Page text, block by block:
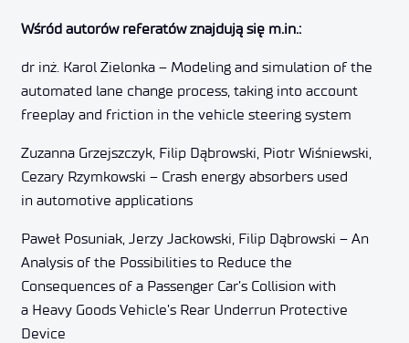
Wśród autorów referatów znajdują się m.in.:
dr inż. Karol Zielonka – Modeling and simulation of the
automated lane change process, taking into account
freeplay and friction in the vehicle steering system
Zuzanna Grzejszczyk, Filip Dąbrowski, Piotr Wiśniewski,
Cezary Rzymkowski – Crash energy absorbers used
in automotive applications
Paweł Posuniak, Jerzy Jackowski, Filip Dąbrowski – An
Analysis of the Possibilities to Reduce the
Consequences of a Passenger Car’s Collision with
a Heavy Goods Vehicle’s Rear Underrun Protective
Device